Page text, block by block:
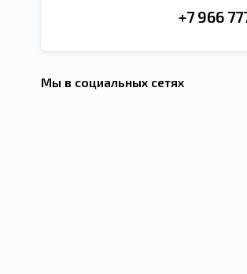
+7 966
Мы в социальных сетях